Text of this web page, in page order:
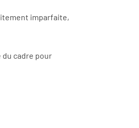
imparfaite,
du cadre pour